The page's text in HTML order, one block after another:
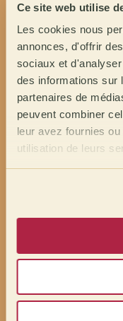
Ce site web utilise
Les cookies nous
annonces, d'offrir
sociaux et
des informations sur
partenaires de
peuvent combiner
leur avez fournies
utilisation de leurs